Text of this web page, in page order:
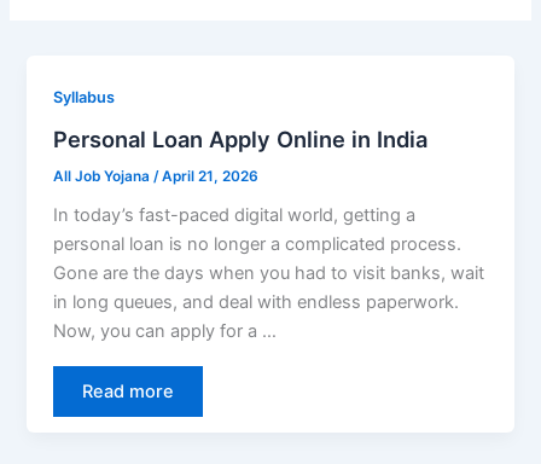
Syllabus
Personal Loan Apply Online in India
All Job Yojana /April 21, 2026
In today’s fast-paced digital world, getting a
personal loan is no longer a complicated process.
Gone are the days when you had to visit banks, wait
in long queues, and deal with endless paperwork.
Now, you can apply for a …
Read more